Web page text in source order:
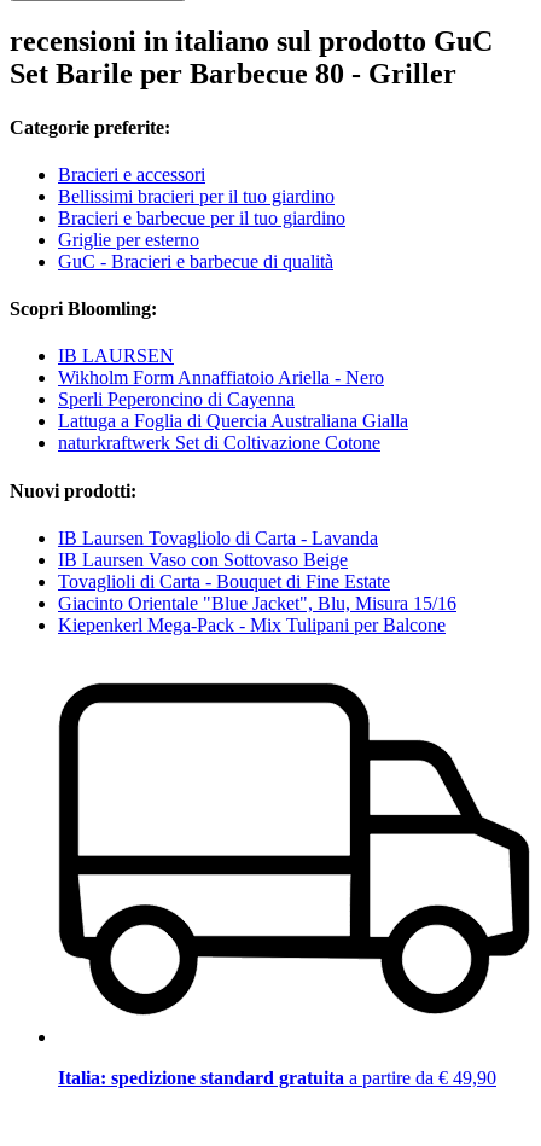
recensioni in italiano sul prodotto GuC
Set Barile per Barbecue 80 - Griller
Categorie preferite:
Bracieri e accessori
Bellissimi bracieri per il tuo giardino
Bracieri e barbecue per il tuo giardino
Griglie per esterno
GuC - Bracieri e barbecue di qualità
Scopri Bloomling:
IB LAURSEN
Wikholm Form Annaffiatoio Ariella - Nero
Sperli Peperoncino di Cayenna
Lattuga a Foglia di Quercia Australiana Gialla
naturkraftwerk Set di Coltivazione Cotone
Nuovi prodotti:
IB Laursen Tovagliolo di Carta - Lavanda
IB Laursen Vaso con Sottovaso Beige
Tovaglioli di Carta - Bouquet di Fine Estate
Giacinto Orientale "Blue Jacket", Blu, Misura 15/16
Kiepenkerl Mega-Pack - Mix Tulipani per Balcone
Italia: spedizione standard gratuita a partire da € 49,90